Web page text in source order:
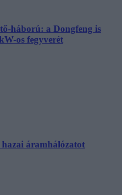
háború: a Dongfeng is
os fegyverét
hazai áramhálózatot